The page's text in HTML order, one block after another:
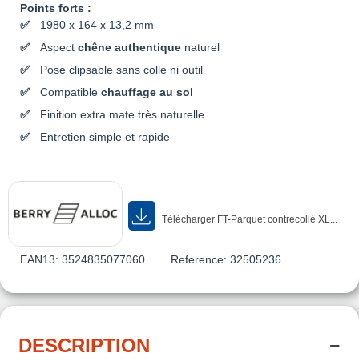
Points forts :
1980 x 164 x 13,2 mm
Aspect chêne authentique naturel
Pose clipsable sans colle ni outil
Compatible chauffage au sol
Finition extra mate très naturelle
Entretien simple et rapide
Télécharger FT-Parquet contrecollé XL...
EAN13: 3524835077060 Reference: 32505236
DESCRIPTION